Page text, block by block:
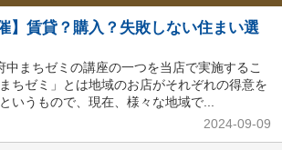
】賃貸？購入？失敗しない住まい選
中まちゼミの講座の一つを当店で実施するこ
ちゼミ」とは地域のお店がそれぞれの得意を
いうもので、現在、様々な地域で...
2024-09-09